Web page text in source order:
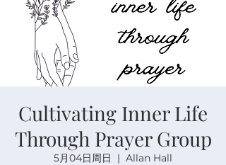
Cultivating Inner Life
Through Prayer Group
5月04日周日
  |
Allan Hall